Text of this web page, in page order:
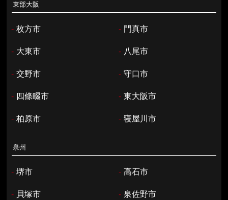
東部大阪
- 枚方市 - 門真市
- 大東市 - 八尾市
- 交野市 - 守口市
- 四條畷市 - 東大阪市
- 柏原市 - 寝屋川市
泉州
- 堺市 - 高石市
- 貝塚市 - 泉佐野市